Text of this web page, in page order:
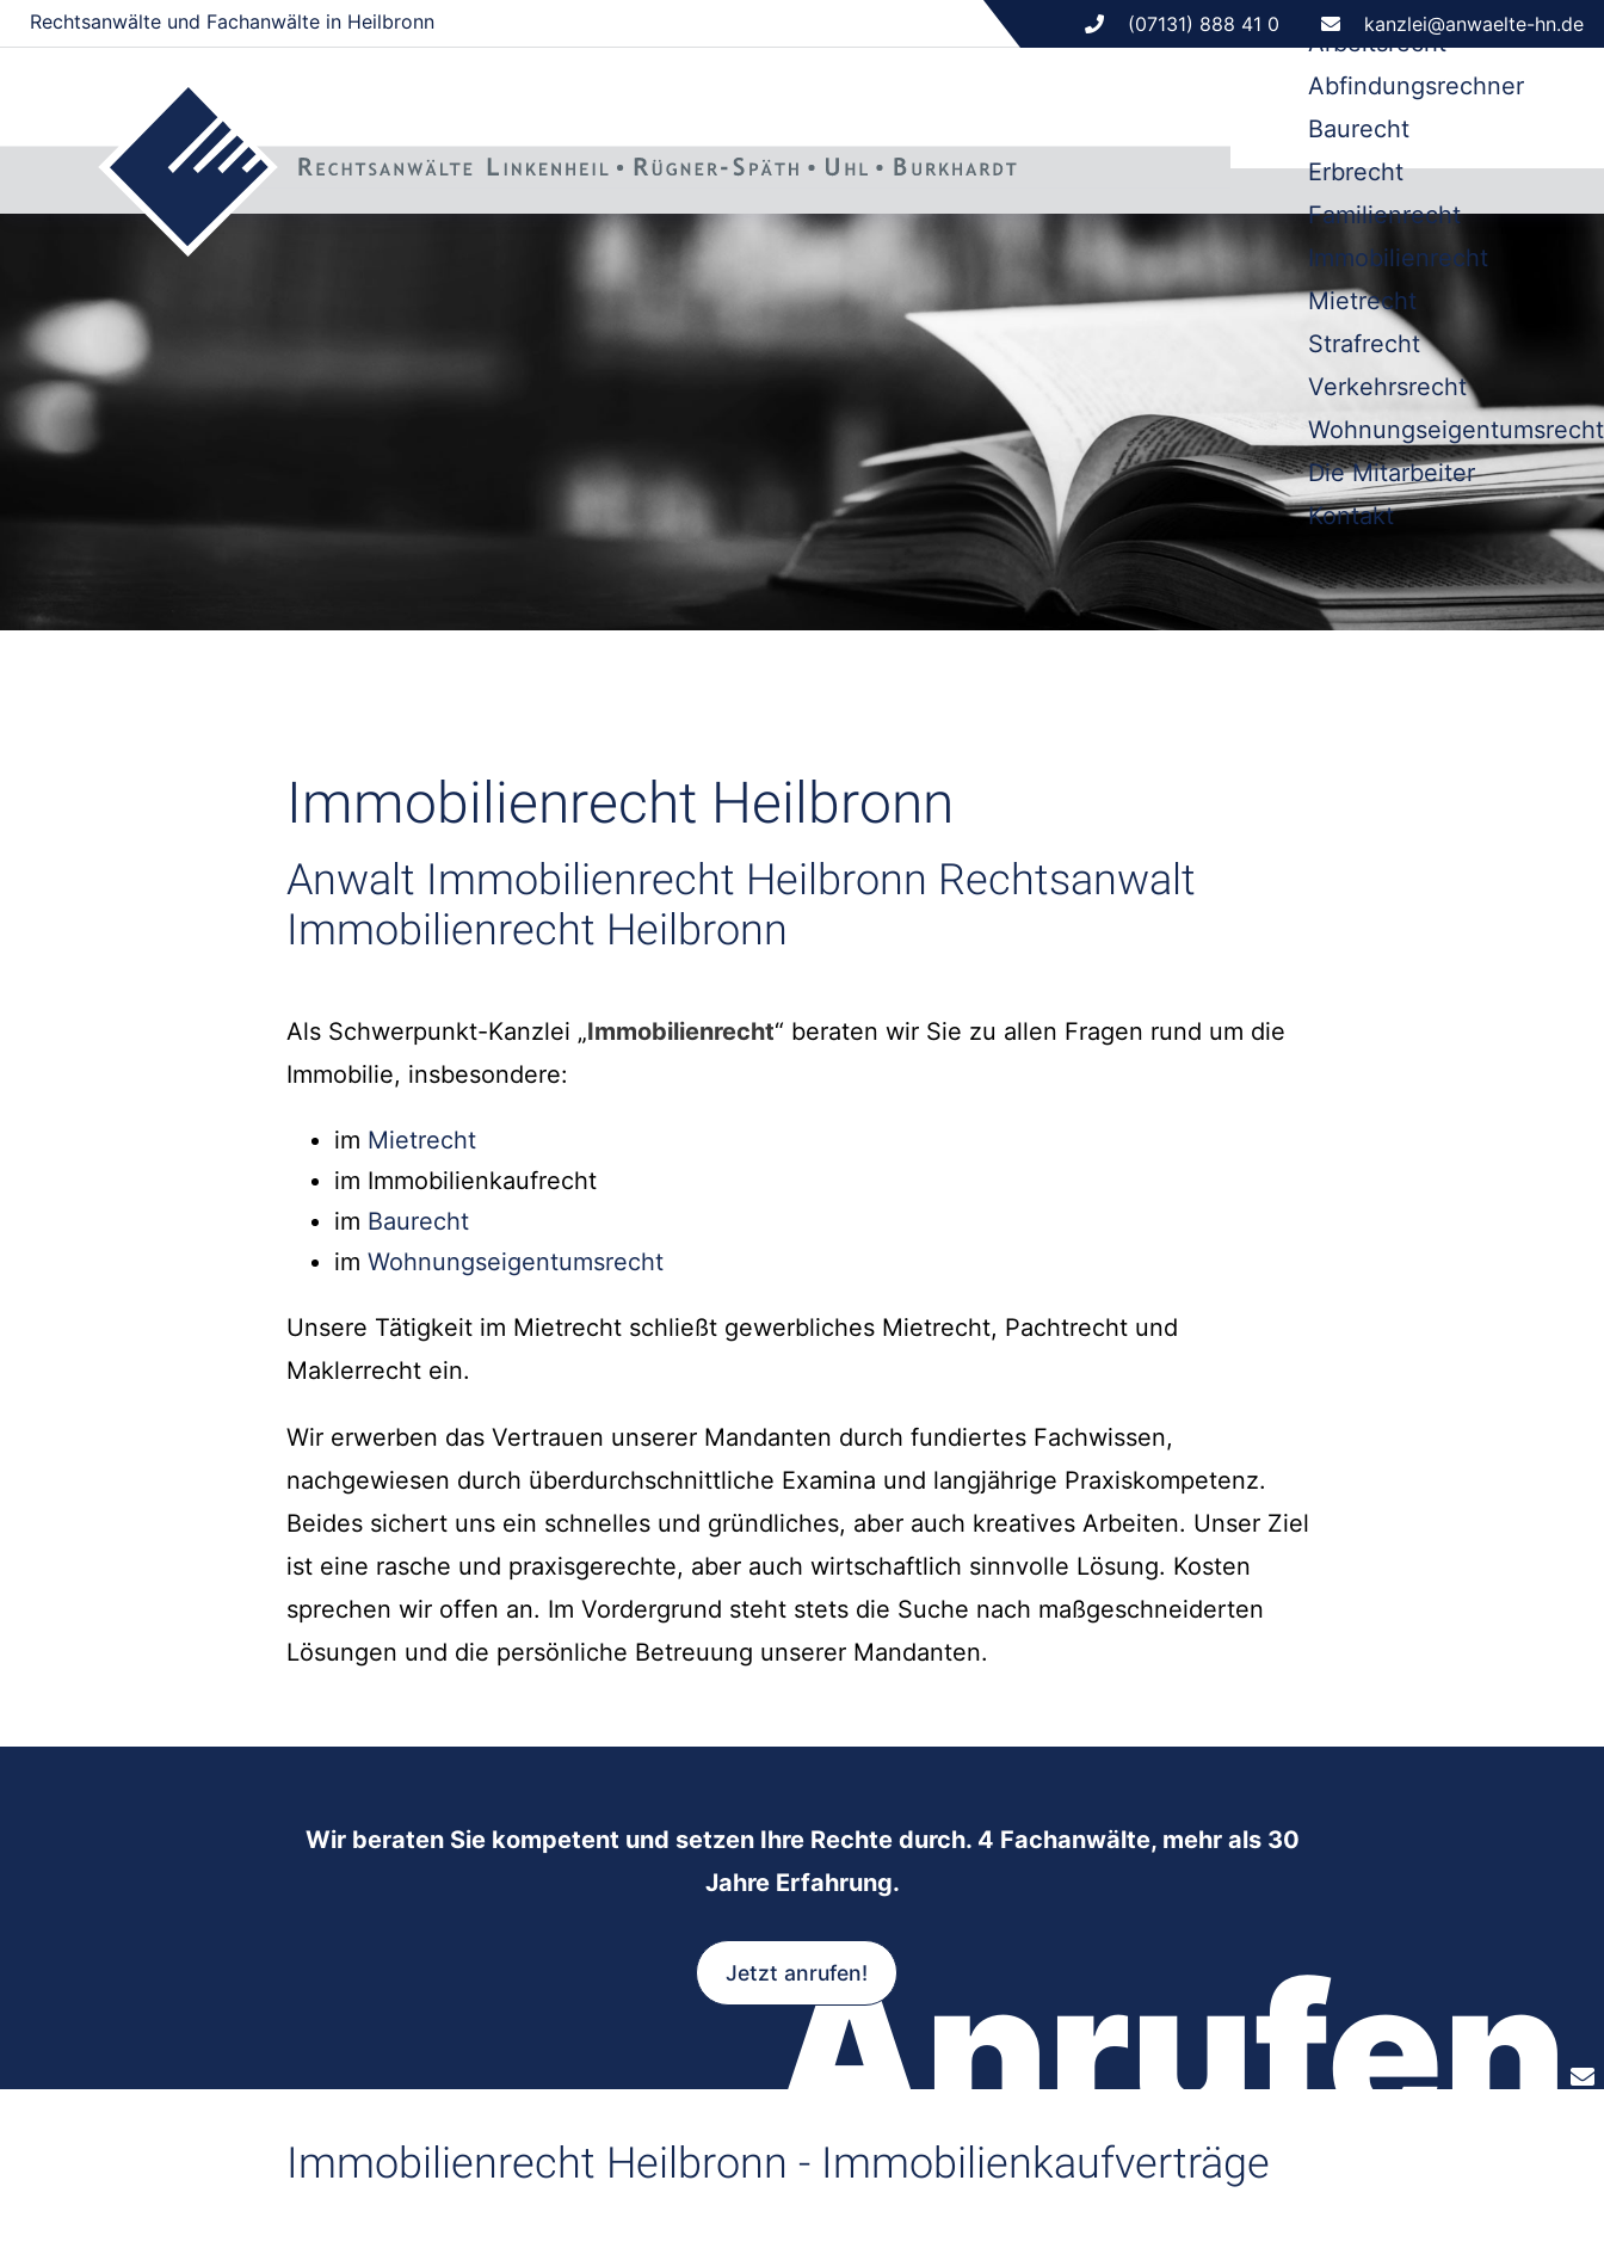
Rechtsanwälte und Fachanwälte in Heilbronn (07131) 888 41 0 kanzlei@anwaelte-hn.de
Arbeitsrecht
Abfindungsrechner
Baurecht
Erbrecht
Familienrecht
Immobilienrecht
Mietrecht
Strafrecht
Verkehrsrecht
Wohnungseigentumsrecht
Die Mitarbeiter
Kontakt
Immobilienrecht Heilbronn
Anwalt Immobilienrecht Heilbronn Rechtsanwalt
Immobilienrecht Heilbronn
Als Schwerpunkt-Kanzlei „Immobilienrecht“ beraten wir Sie zu allen Fragen rund um die
Immobilie, insbesondere:
im Mietrecht
im Immobilienkaufrecht
im Baurecht
im Wohnungseigentumsrecht
Unsere Tätigkeit im Mietrecht schließt gewerbliches Mietrecht, Pachtrecht und
Maklerrecht ein.
Wir erwerben das Vertrauen unserer Mandanten durch fundiertes Fachwissen,
nachgewiesen durch überdurchschnittliche Examina und langjährige Praxiskompetenz.
Beides sichert uns ein schnelles und gründliches, aber auch kreatives Arbeiten. Unser Ziel
ist eine rasche und praxisgerechte, aber auch wirtschaftlich sinnvolle Lösung. Kosten
sprechen wir offen an. Im Vordergrund steht stets die Suche nach maßgeschneiderten
Lösungen und die persönliche Betreuung unserer Mandanten.
Wir beraten Sie kompetent und setzen Ihre Rechte durch. 4 Fachanwälte, mehr als 30
Jahre Erfahrung.
Jetzt anrufen!
Anrufen
Immobilienrecht Heilbronn - Immobilienkaufverträge